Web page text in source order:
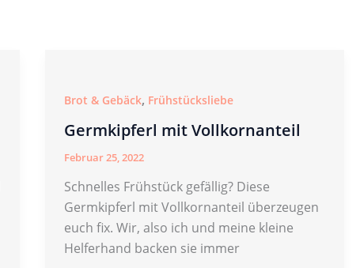
Brot & Gebäck, Frühstücksliebe
Germkipferl mit Vollkornanteil
Februar 25, 2022
Schnelles Frühstück gefällig? Diese
Germkipferl mit Vollkornanteil überzeugen
euch fix. Wir, also ich und meine kleine
Helferhand backen sie immer